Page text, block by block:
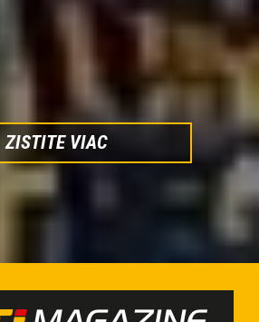
ZISTITE VIAC